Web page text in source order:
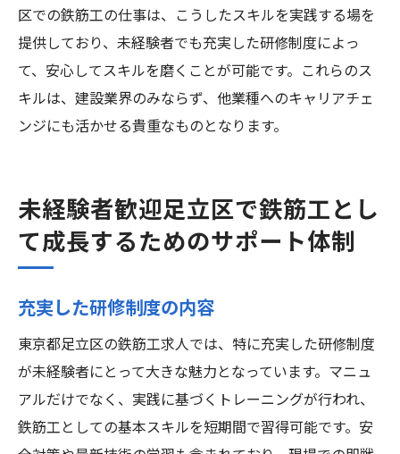
区での鉄筋工の仕事は、こうしたスキルを実践する場を
提供しており、未経験者でも充実した研修制度によっ
て、安心してスキルを磨くことが可能です。これらのス
キルは、建設業界のみならず、他業種へのキャリアチェ
ンジにも活かせる貴重なものとなります。
未経験者歓迎足立区で鉄筋工とし
て成長するためのサポート体制
充実した研修制度の内容
東京都足立区の鉄筋工求人では、特に充実した研修制度
が未経験者にとって大きな魅力となっています。マニュ
アルだけでなく、実践に基づくトレーニングが行われ、
鉄筋工としての基本スキルを短期間で習得可能です。安